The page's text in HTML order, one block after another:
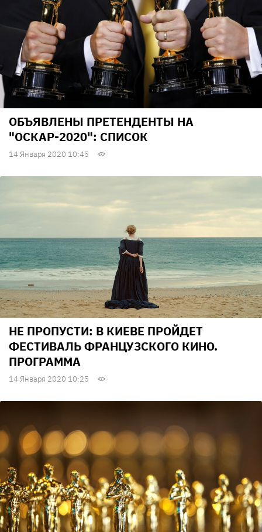
ОБЪЯВЛЕНЫ ПРЕТЕНДЕНТЫ НА
"ОСКАР-2020": СПИСОК
14 Января 2020 10:45
НЕ ПРОПУСТИ: В КИЕВЕ ПРОЙДЕТ
ФЕСТИВАЛЬ ФРАНЦУЗСКОГО КИНО.
ПРОГРАММА
14 Января 2020 10:25